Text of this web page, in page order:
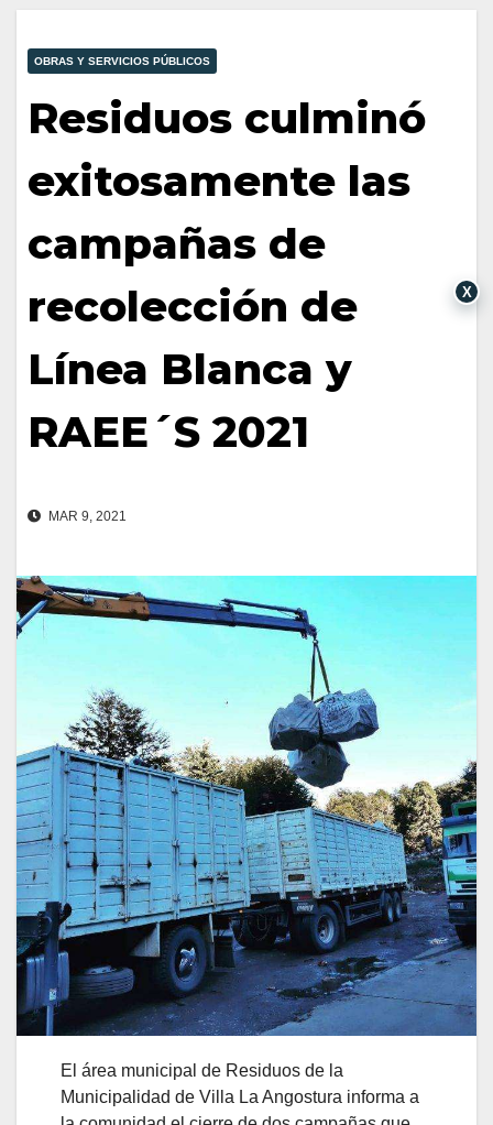
OBRAS Y SERVICIOS PÚBLICOS
Residuos culminó
exitosamente las
campañas de
recolección de
Línea Blanca y
RAEE´S 2021
MAR 9, 2021
El área municipal de Residuos de la
Municipalidad de Villa La Angostura informa a
X